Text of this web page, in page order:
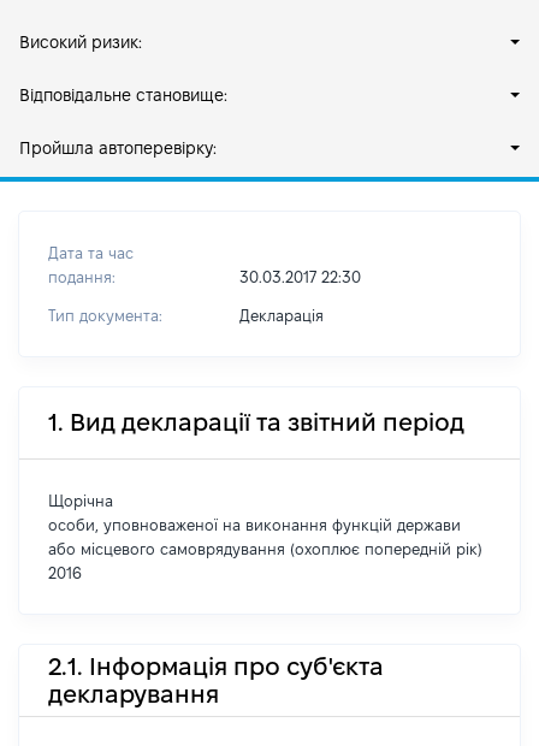
Високий ризик:
Відповідальне становище:
Пройшла автоперевірку:
Дата та час
подання:
30.03.2017 22:30
Тип документа: Декларація
1. Вид декларації та звітний період
Щорічна
особи, уповноваженої на виконання функцій держави
або місцевого самоврядування (охоплює попередній рік)
2016
2.1. Інформація про суб'єкта
декларування